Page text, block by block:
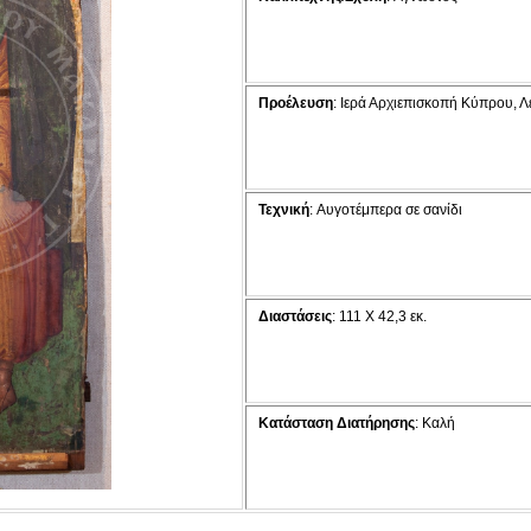
Προέλευση: Ιερά Αρχιεπισκοπή Κύπρου,
Τεχνική: Αυγοτέμπερα σε σανίδι
Διαστάσεις: 111 Χ 42,3 εκ.
Κατάσταση Διατήρησης: Καλή